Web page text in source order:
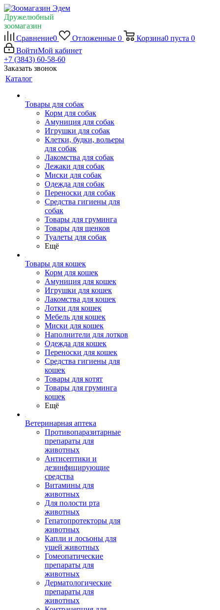
Дружелюбный
зоомагазин
Сравнение0 Отложенные 0 Корзина0 пуста 0
ВойтиМой кабинет
+7 (3843) 60-58-60
Заказать звонок
Каталог
Товары для собак
Корм для собак
Амуниция для собак
Игрушки для собак
Клетки, будки, вольеры
для собак
Лакомства для собак
Лежаки для собак
Миски для собак
Одежда для собак
Переноски для собак
Средства гигиены для
собак
Товары для груминга
Товары для щенков
Туалеты для собак
Ещё
Товары для кошек
Корм для кошек
Амуниция для кошек
Игрушки для кошек
Лакомства для кошек
Лотки для кошек
Мебель для кошек
Миски для кошек
Наполнители для лотков
Одежда для кошек
Переноски для кошек
Средства гигиены для
кошек
Товары для котят
Товары для груминга
кошек
Ещё
Ветеринарная аптека
Противопаразитарные
препараты для
животных
Антисептики и
дезинфицирующие
средства
Витамины для
животных
Для полости рта
животных
Гепатопротекторы для
животных
Капли и лосьоны для
ушей животных
Гомеопатические
препараты для
животных
Дерматологические
препараты для
животных